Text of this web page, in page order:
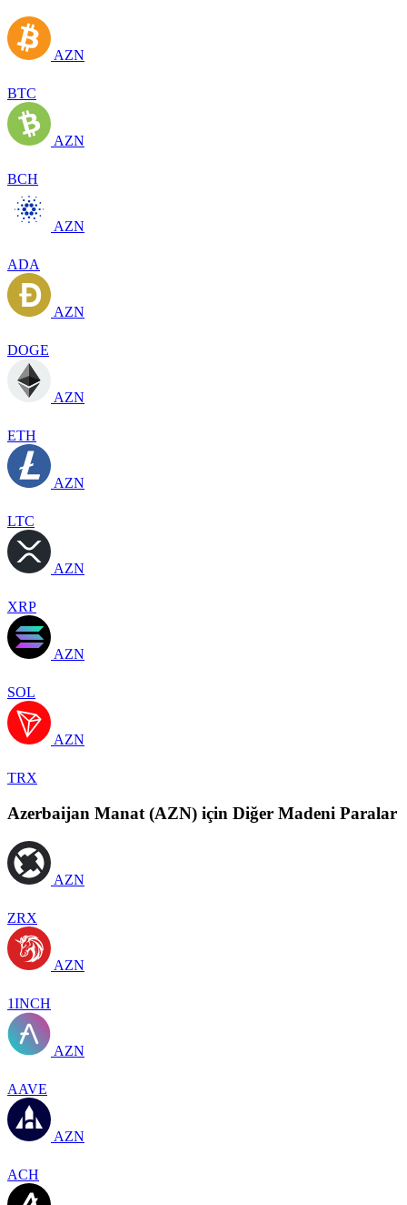
AZN
BTC
AZN
BCH
AZN
ADA
AZN
DOGE
AZN
ETH
AZN
LTC
AZN
XRP
AZN
SOL
AZN
TRX
Azerbaijan Manat (AZN) için Diğer Madeni Paralar
AZN
ZRX
AZN
1INCH
AZN
AAVE
AZN
ACH